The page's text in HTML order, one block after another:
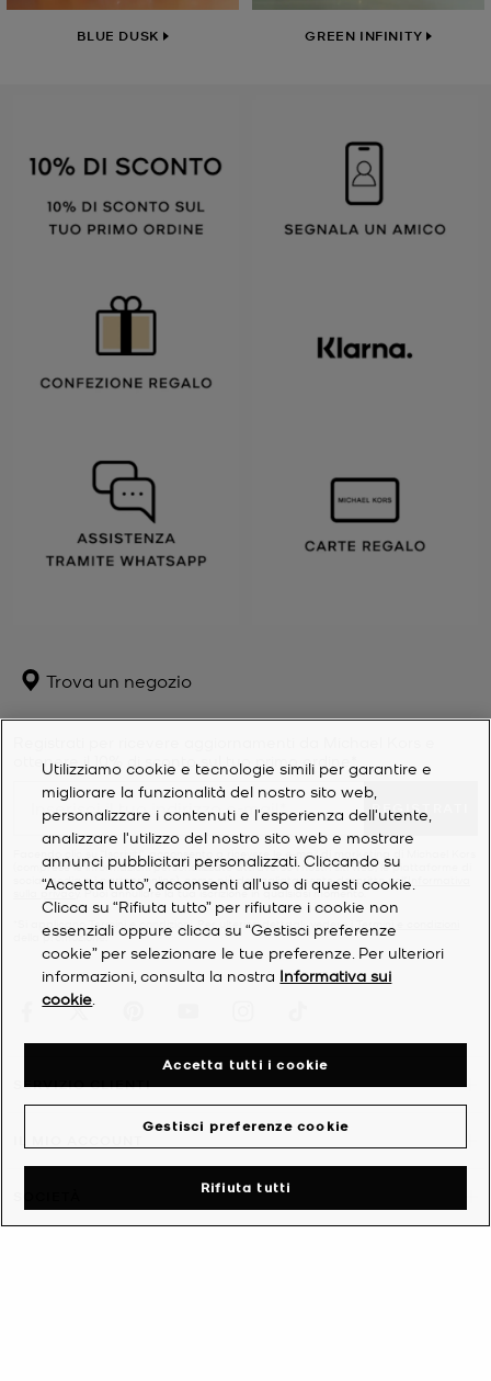
BLUE DUSK GREEN INFINITY
Trova un negozio
ottenere il 10% di sconto sul tuo primo ordine*.
REGISTRATI
Facendo clic su "Iscriviti", acconsento a ricevere le e-mail di marketing di Michael Kors
(comprese le informazioni personalizzate attraverso i nostri siti web, le piattaforme di
social media e i partner online), come più dettagliatamente descritto nell’Informativa
sulla privacy. Puoi annullare la tua iscrizione in qualsiasi momento.
*Si applicano Termini e condizioni. Per ulteriori dettagli, vedere i
della promozione.
SERVIZIO CLIENTI
Utilizziamo cookie e tecnologie simili per garantire e
migliorare la funzionalità del nostro sito web,
personalizzare i contenuti e l'esperienza dell'utente,
analizzare l'utilizzo del nostro sito web e mostrare
annunci pubblicitari personalizzati. Cliccando su
“Accetta tutto”, acconsenti all'uso di questi cookie.
Clicca su “Rifiuta tutto” per rifiutare i cookie non
essenziali oppure clicca su “Gestisci preferenze
cookie” per selezionare le tue preferenze. Per ulteriori
informazioni, consulta la nostra Informativa sui
cookie
Gestisci preferenze cookie
Rifiuta tutti
Accetta tutti i cookie